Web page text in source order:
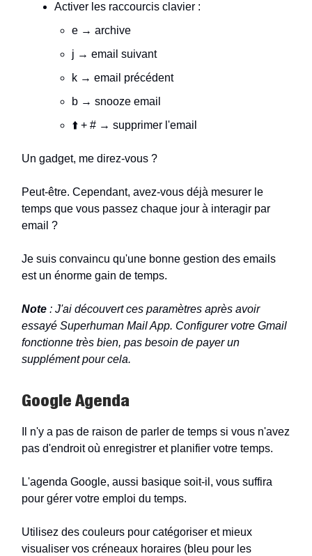
Activer les raccourcis clavier :
e → archive
j → email suivant
k → email précédent
b → snooze email
⬆️ + # → supprimer l'email
Un gadget, me direz-vous ?
Peut-être. Cependant, avez-vous déjà mesurer le
temps que vous passez chaque jour à interagir par
email ?
Je suis convaincu qu'une bonne gestion des emails
est un énorme gain de temps.
Note : J'ai découvert ces paramètres après avoir
essayé Superhuman Mail App. Configurer votre Gmail
fonctionne très bien, pas besoin de payer un
supplément pour cela.
Google Agenda
Il n'y a pas de raison de parler de temps si vous n'avez
pas d'endroit où enregistrer et planifier votre temps.
L'agenda Google, aussi basique soit-il, vous suffira
pour gérer votre emploi du temps.
Utilisez des couleurs pour catégoriser et mieux
visualiser vos créneaux horaires (bleu pour les